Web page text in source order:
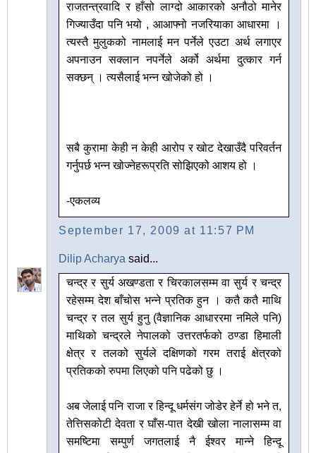
राजतन्त्रवादि र हाँसो लाग्दो आकारको अनौठो मानेर
गिज्याउँदा पनि भयो , आआफ्नो नजरियाका आधारमा ।
त्यस्तै मुलुकको नामलाई मन पर्नेले एउटा अर्थ लगाएर
अपनाउन सक्लान नपर्नेले अर्को अर्थमा दुत्कार गर्न
सक्छन् । त्यसैलाई भन्न खोजेको हो ।
सबै कुरामा केही न केही आरोप र खोट देखाउँदै परिवर्तन
गर्नुपर्छ भन्न खोज्नेहरूप्रति सोझिएको आशय हो ।
-एकलव्य
September 17, 2009 at 11:57 PM
Dilip Acharya said...
चन्द्र र सुर्य अखण्डता र चिरकालसम्म वा सुर्य र चन्द्र
रहेसम्म देश बाँचोस भन्ने प्रतिक हुन । कतै कतै माथि
चन्द्र र तल सुर्य हुनु (वैज्ञानिक आधाररमा नमिले पनि)
माथिको चन्द्रले नेपालको उत्तरतर्फको ठण्डा हिमाली
क्षेत्र र तलको सुर्यले दक्षिणको गरम तराई क्षेत्रको
प्रतिकको रुपमा लिएको पनि पढेको छु ।
अब जेलाई पनि राजा र हिन्दू धर्मसंग जोडेर हेर्ने हो भने त,
तेत्तिसकोटी देवता र घाँस-पात देखी खोला नालासम्म वा
समष्टिमा सम्पुर्ण जगतलाई नै ईश्वर मान्ने हिन्दू